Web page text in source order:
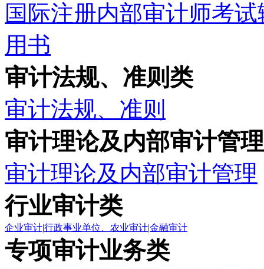
国际注册内部审计师考
用书
审计法规、准则类
审计法规、准则
审计理论及内部审计管
审计理论及内部审计管理
行业审计类
企业审计|行政事业单位、农业审计|金融审计
专项审计业务类